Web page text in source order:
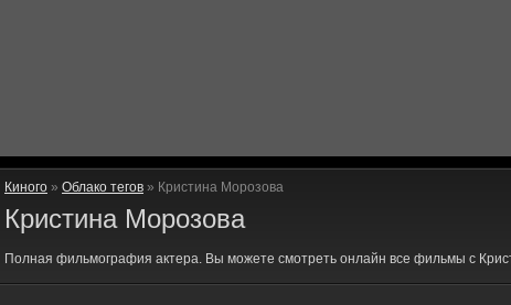
Киного » Облако тегов » Кристина Морозова
Кристина Морозова
Полная фильмография актера. Вы можете смотреть онлайн все фильмы с